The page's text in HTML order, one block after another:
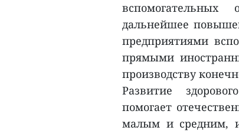
дальнейшее
предприятиями
прямыми
производству
Развитие
помогает
малым и средним,